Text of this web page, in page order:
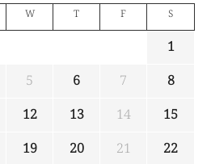
W T F S
1
5 6 7
8
12 13 14
15
19 20 21
22